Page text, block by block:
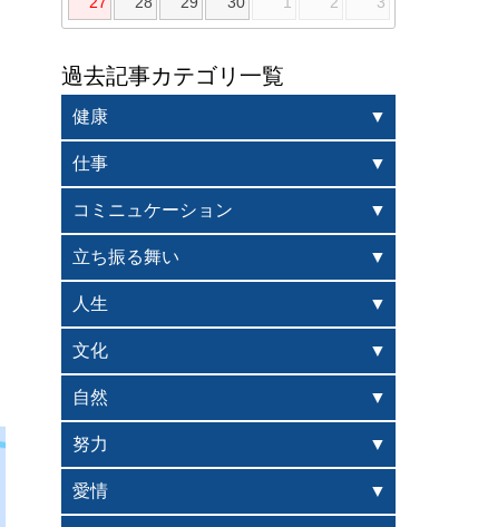
過去記事カテゴリ一覧
健康
仕事
コミニュケーション
立ち振る舞い
人生
文化
自然
努力
愛情